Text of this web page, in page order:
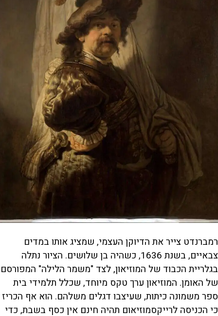
רמברנדט צייר את הדיוקן העצמי, שמציג אותו במדים
צבאיים, בשנת 1636, כשהיה בן שלושים. הציור נתלה
בגלריית הכבוד של המוזיאון, לצד "משמר הלילה" המפורסם
של האומן. המוזיאון ערך טקס מיוחד, שכלל תלמידי בית
ספר משמונה כיתות, שעיצבו דגלים משלהם. הוא אף הכריז
כי הכניסה לרייקסמוזיאום תהיה חינם אין כסף בשבת, כדי